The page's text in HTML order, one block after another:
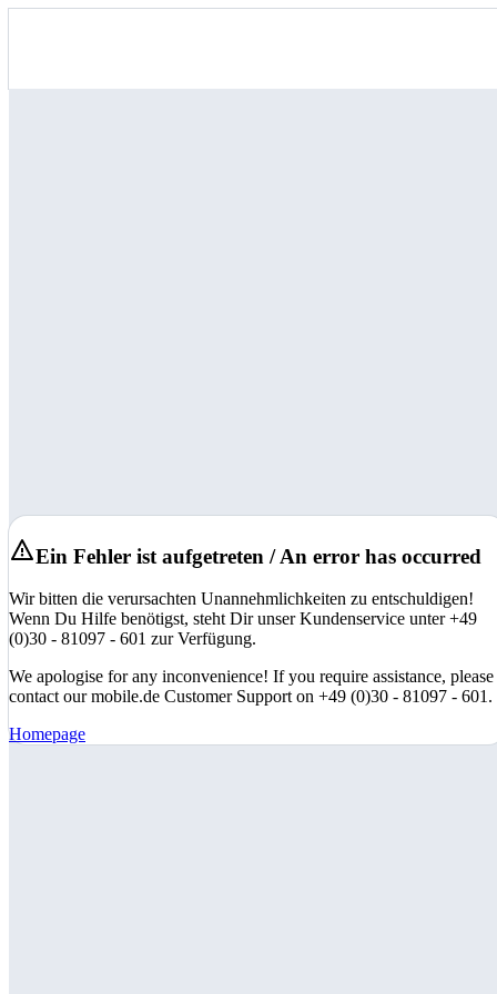
Ein Fehler ist aufgetreten / An error has occurred
Wir bitten die verursachten Unannehmlichkeiten zu entschuldigen!
Wenn Du Hilfe benötigst, steht Dir unser Kundenservice unter +49
(0)30 - 81097 - 601 zur Verfügung.
We apologise for any inconvenience! If you require assistance, please
contact our mobile.de Customer Support on +49 (0)30 - 81097 - 601.
Homepage